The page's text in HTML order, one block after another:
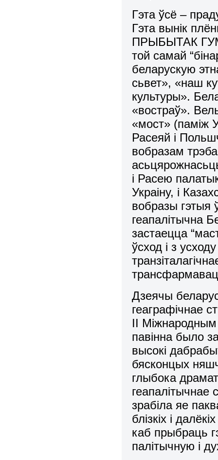
Гэта ўсё –
Гэта вынік
ПРЫБЫТАК
той самай
беларускую
сьвет», «наш
культуры».
«востраў».
«мост» (паміж
Расеяй і
вобразам
і Расею
Украіну, і
вобразы гэтыя
геапалітычна
застаецца
ўсход і з
Дзеячы
геаграфічнае
ІІ
павінна было
высокі
бясконцых
глыбока
зрабіла яе
блізкіх і
каб прыбраць
палітычную і